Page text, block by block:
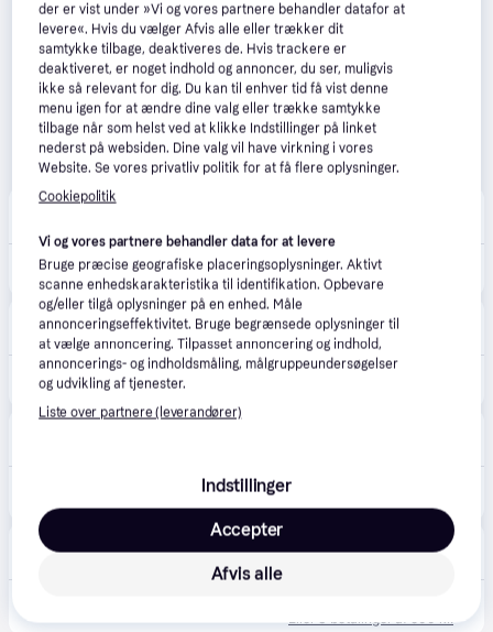
Komplett.dk
Xplora XGO3 2. gen (blå) 1.199 kr.
Punkt1
48 kr. fragt ,1-2 dage
Xplora XGO3 2nd Gen børneurtelefon, blå.
Eller 3 betalinger af 500 kr.
Eller 3 betalinger af 500 kr.
der er vist under »Vi og vores partnere behandler datafor at
levere«. Hvis du vælger Afvis alle eller trækker dit
samtykke tilbage, deaktiveres de. Hvis trackere er
deaktiveret, er noget indhold og annoncer, du ser, muligvis
ikke så relevant for dig. Du kan til enhver tid få vist denne
menu igen for at ændre dine valg eller trække samtykke
tilbage når som helst ved at klikke Indstillinger på linket
nederst på websiden. Dine valg vil have virkning i vores
Website. Se vores privatliv politik for at få flere oplysninger.
Cookiepolitik
Vi og vores partnere behandler data for at levere
Bruge præcise geografiske placeringsoplysninger. Aktivt
scanne enhedskarakteristika til identifikation. Opbevare
og/eller tilgå oplysninger på en enhed. Måle
annonceringseffektivitet. Bruge begrænsede oplysninger til
at vælge annoncering. Tilpasset annoncering og indhold,
annoncerings- og indholdsmåling, målgruppeundersøgelser
og udvikling af tjenester.
Liste over partnere (leverandører)
Indstillinger
Afvis alle
Accepter